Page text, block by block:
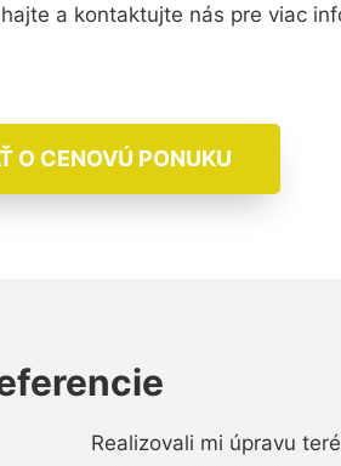
a kontaktujte nás pre viac
O CENOVÚ PONUKU
Realizovali mi úpravu